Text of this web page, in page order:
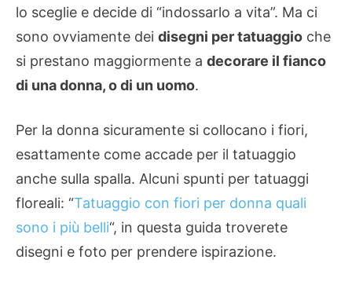
lo sceglie e decide di “indossarlo a vita”. Ma ci
sono ovviamente dei disegni per tatuaggio che
si prestano maggiormente a decorare il fianco
di una donna, o di un uomo.
Per la donna sicuramente si collocano i fiori,
esattamente come accade per il tatuaggio
anche sulla spalla. Alcuni spunti per tatuaggi
floreali: “Tatuaggio con fiori per donna quali
sono i più belli“, in questa guida troverete
disegni e foto per prendere ispirazione.